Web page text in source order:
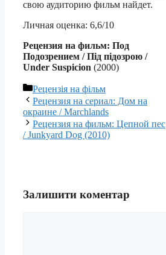
свою аудиторию фильм найдет.
Личная оценка: 6,6/10
Рецензия на фильм: Под
Подозрением / Під підозрою /
Under Suspicion (2000)
Категорії
Рецензія на фільм
Рецензия на сериал: Дом на
окраине / Marchlands
Рецензия на фильм: Цепной пес
/ Junkyard Dog (2010)
Залишити коментар